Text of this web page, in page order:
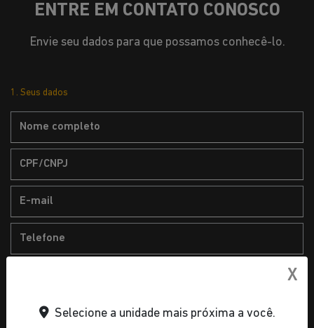
ENTRE EM CONTATO CONOSCO
Envie seu dados para que possamos conhecê-lo.
1. Seus dados
X
Selecione a unidade mais próxima a você.